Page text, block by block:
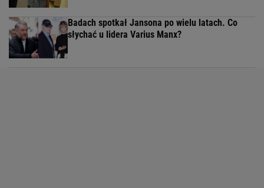
Badach spotkał Jansona po wielu latach. Co
słychać u lidera Varius Manx?